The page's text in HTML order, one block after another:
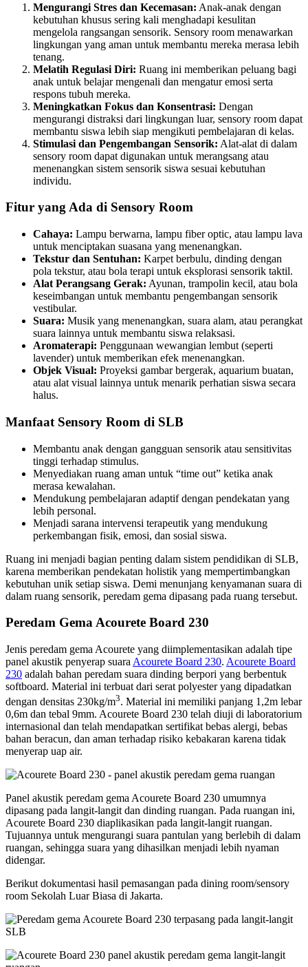
Mengurangi Stres dan Kecemasan: Anak-anak dengan
kebutuhan khusus sering kali menghadapi kesulitan
mengelola rangsangan sensorik. Sensory room menawarkan
lingkungan yang aman untuk membantu mereka merasa lebih
tenang.
Melatih Regulasi Diri: Ruang ini memberikan peluang bagi
anak untuk belajar mengenali dan mengatur emosi serta
respons tubuh mereka.
Meningkatkan Fokus dan Konsentrasi: Dengan
mengurangi distraksi dari lingkungan luar, sensory room dapat
membantu siswa lebih siap mengikuti pembelajaran di kelas.
Stimulasi dan Pengembangan Sensorik: Alat-alat di dalam
sensory room dapat digunakan untuk merangsang atau
menenangkan sistem sensorik siswa sesuai kebutuhan
individu.
Fitur yang Ada di Sensory Room
Cahaya: Lampu berwarna, lampu fiber optic, atau lampu lava
untuk menciptakan suasana yang menenangkan.
Tekstur dan Sentuhan: Karpet berbulu, dinding dengan
pola tekstur, atau bola terapi untuk eksplorasi sensorik taktil.
Alat Perangsang Gerak: Ayunan, trampolin kecil, atau bola
keseimbangan untuk membantu pengembangan sensorik
vestibular.
Suara: Musik yang menenangkan, suara alam, atau perangkat
suara lainnya untuk membantu siswa relaksasi.
Aromaterapi: Penggunaan wewangian lembut (seperti
lavender) untuk memberikan efek menenangkan.
Objek Visual: Proyeksi gambar bergerak, aquarium buatan,
atau alat visual lainnya untuk menarik perhatian siswa secara
halus.
Manfaat Sensory Room di SLB
Membantu anak dengan gangguan sensorik atau sensitivitas
tinggi terhadap stimulus.
Menyediakan ruang aman untuk “time out” ketika anak
merasa kewalahan.
Mendukung pembelajaran adaptif dengan pendekatan yang
lebih personal.
Menjadi sarana intervensi terapeutik yang mendukung
perkembangan fisik, emosi, dan sosial siswa.
Ruang ini menjadi bagian penting dalam sistem pendidikan di SLB,
karena memberikan pendekatan holistik yang mempertimbangkan
kebutuhan unik setiap siswa. Demi menunjang kenyamanan suara di
dalam ruang sensorik, peredam gema dipasang pada ruang tersebut.
Peredam Gema Acourete Board 230
Jenis peredam gema Acourete yang diimplementasikan adalah tipe
panel akustik penyerap suara Acourete Board 230. Acourete Board
230 adalah bahan peredam suara dinding berpori yang berbentuk
softboard. Material ini terbuat dari serat polyester yang dipadatkan
dengan densitas 230kg/m3. Material ini memiliki panjang 1,2m lebar
0,6m dan tebal 9mm. Acourete Board 230 telah diuji di laboratorium
internasional dan telah mendapatkan sertifikat bebas alergi, bebas
bahan beracun, dan aman terhadap risiko kebakaran karena tidak
menyerap uap air.
Panel akustik peredam gema Acourete Board 230 umumnya
dipasang pada langit-langit dan dinding ruangan. Pada ruangan ini,
Acourete Board 230 diaplikasikan pada langit-langit ruangan.
Tujuannya untuk mengurangi suara pantulan yang berlebih di dalam
ruangan, sehingga suara yang dihasilkan menjadi lebih nyaman
didengar.
Berikut dokumentasi hasil pemasangan pada dining room/sensory
room Sekolah Luar Biasa di Jakarta.